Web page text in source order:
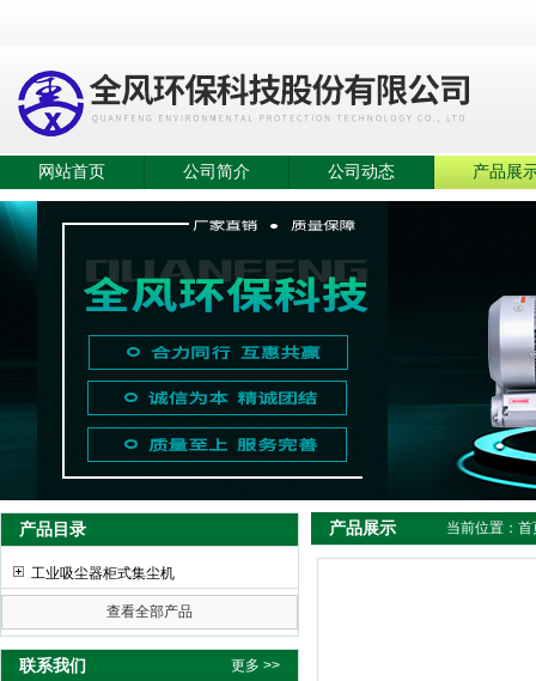
网站首页 公司简介 公司动态 产品展
产品目录
工业吸尘器柜式集尘机
查看全部产品
联系我们 更多 >>
产品展示 当前位置： 首